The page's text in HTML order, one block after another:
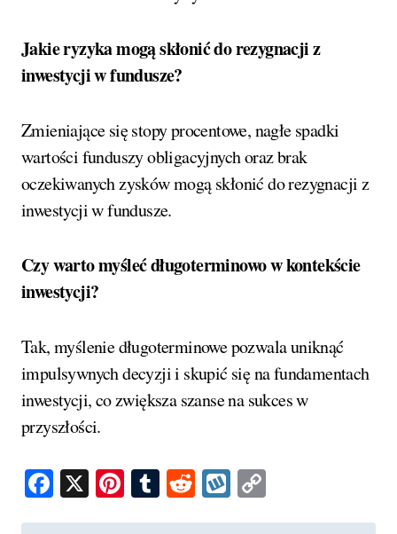
Jakie ryzyka mogą skłonić do rezygnacji z
inwestycji w fundusze?
Zmieniające się stopy procentowe, nagłe spadki
wartości funduszy obligacyjnych oraz brak
oczekiwanych zysków mogą skłonić do rezygnacji z
inwestycji w fundusze.
Czy warto myśleć długoterminowo w kontekście
inwestycji?
Tak, myślenie długoterminowe pozwala uniknąć
impulsywnych decyzji i skupić się na fundamentach
inwestycji, co zwiększa szanse na sukces w
przyszłości.
Facebook
X Pinterest
Tumblr
RedditWykop